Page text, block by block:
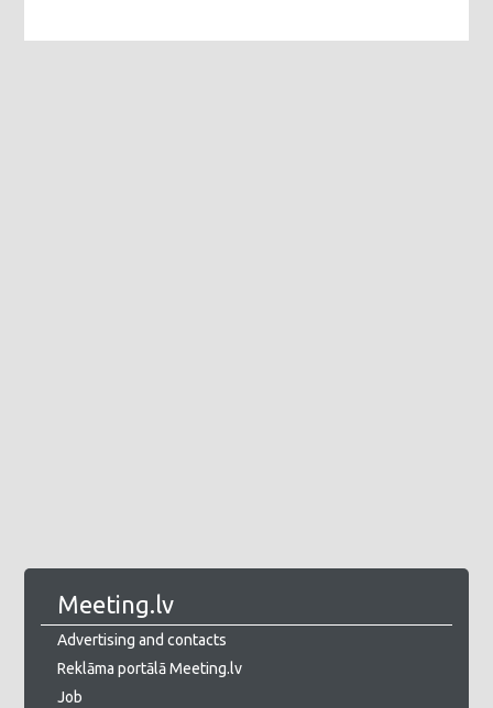
Meeting.lv
Advertising and contacts
Reklāma portālā Meeting.lv
Job